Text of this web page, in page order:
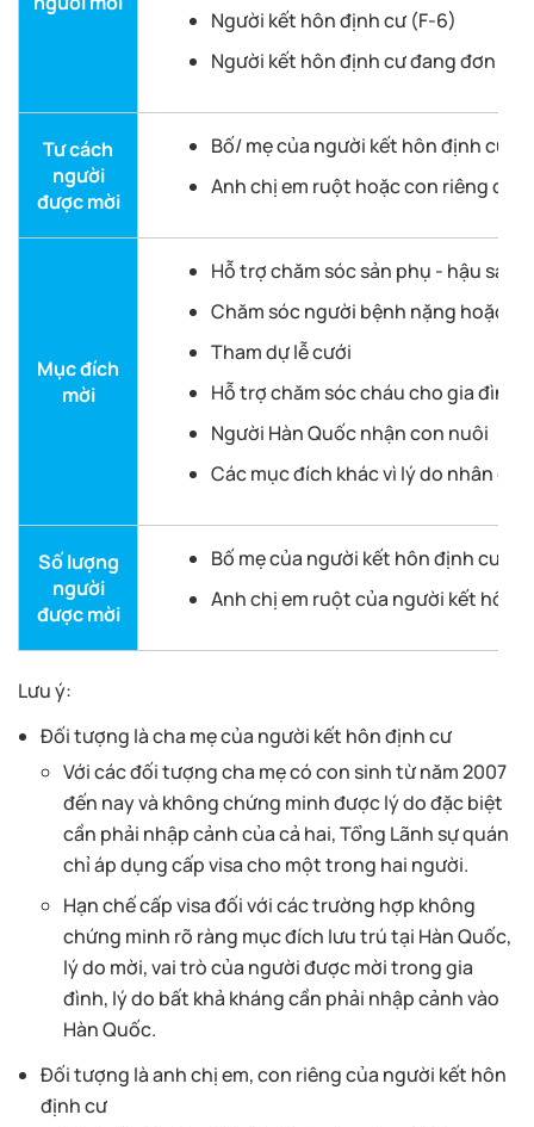
Người kết hôn định cư (F-6)
Người kết hôn định cư đang đơn
Tư cách
người
được mời
Bố/ mẹ của người kết hôn định cư
Anh chị em ruột hoặc con riêng
Mục đích
mời
Hỗ trợ chăm sóc sản phụ - hậu sản
Chăm sóc người bệnh nặng hoặc
Tham dự lễ cưới
Hỗ trợ chăm sóc cháu cho gia đình
Người Hàn Quốc nhận con nuôi
Các mục đích khác vì lý do nhân đạo
Số lượng
người
được mời
Bố mẹ của người kết hôn định cư: 2
Anh chị em ruột của người kết hôn
Lưu ý:
Đối tượng là cha mẹ của người kết hôn định cư
Với các đối tượng cha mẹ có con sinh từ năm 2007
đến nay và không chứng minh được lý do đặc biệt
cần phải nhập cảnh của cả hai, Tổng Lãnh sự quán
chỉ áp dụng cấp visa cho một trong hai người.
Hạn chế cấp visa đối với các trường hợp không
chứng minh rõ ràng mục đích lưu trú tại Hàn Quốc,
lý do mời, vai trò của người được mời trong gia
đình, lý do bất khả kháng cần phải nhập cảnh vào
Hàn Quốc.
Đối tượng là anh chị em, con riêng của người kết hôn
định cư